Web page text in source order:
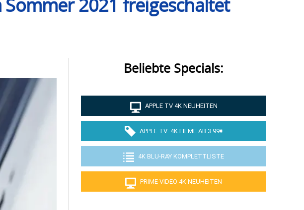
Sommer 2021 freigeschaltet
Beliebte Specials:
APPLE TV 4K NEUHEITEN
APPLE TV: 4K FILME AB 3.99€
4K BLU-RAY KOMPLETTLISTE
PRIME VIDEO 4K NEUHEITEN